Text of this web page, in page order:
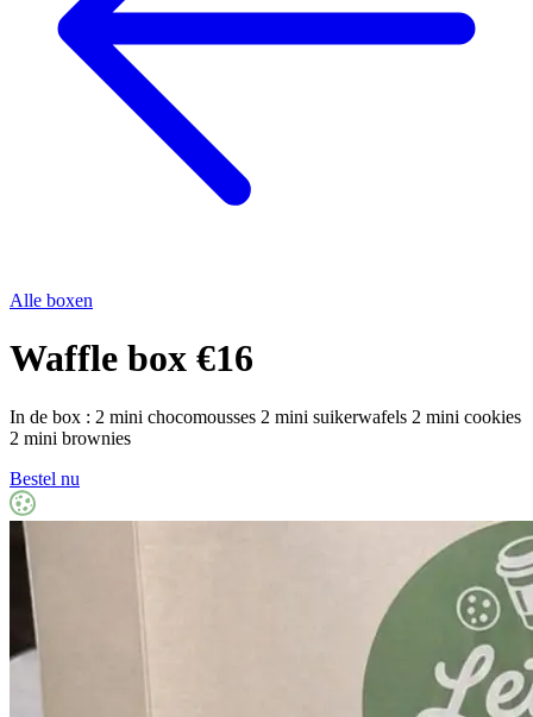
Alle boxen
Waffle box €16
In de box : 2 mini chocomousses 2 mini suikerwafels 2 mini cookies
2 mini brownies
Bestel nu